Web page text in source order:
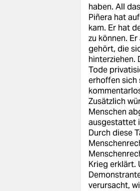
haben. All
Piñera hat
kam. Er hat
zu können.
gehört, die
hinterziehen.
Tode
erhoffen sich
Zusätzlich
Menschen
ausgestattet
Durch diese
Krieg erklärt.
verursacht,